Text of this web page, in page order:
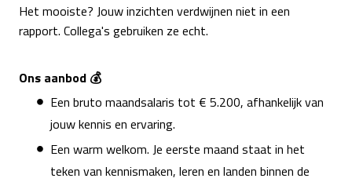
Het mooiste? Jouw inzichten verdwijnen niet in een
rapport. Collega's gebruiken ze echt.
Ons aanbod 💰
Een bruto maandsalaris tot € 5.200, afhankelijk van
jouw kennis en ervaring.
Een warm welkom. Je eerste maand staat in het
teken van kennismaken, leren en landen binnen de